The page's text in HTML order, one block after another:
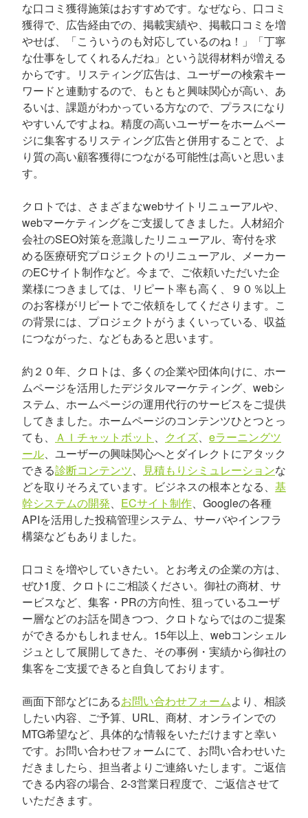
な口コミ獲得施策はおすすめです。なぜなら、口コミ
獲得で、広告経由での、掲載実績や、掲載口コミを増
やせば、「こういうのも対応しているのね！」「丁寧
な仕事をしてくれるんだね」という説得材料が増える
からです。リスティング広告は、ユーザーの検索キー
ワードと連動するので、もともと興味関心が高い、あ
るいは、課題がわかっている方なので、プラスになり
やすいんですよね。精度の高いユーザーをホームペー
ジに集客するリスティング広告と併用することで、よ
り質の高い顧客獲得につながる可能性は高いと思いま
す。
クロトでは、さまざまなwebサイトリニューアルや、
webマーケティングをご支援してきました。人材紹介
会社のSEO対策を意識したリニューアル、寄付を求
める医療研究プロジェクトのリニューアル、メーカー
のECサイト制作など。今まで、ご依頼いただいた企
業様につきましては、リピート率も高く、９０％以上
のお客様がリピートでご依頼をしてくださります。こ
の背景には、プロジェクトがうまくいっている、収益
につながった、などもあると思います。
約２０年、クロトは、多くの企業や団体向けに、ホー
ムページを活用したデジタルマーケティング、webシ
ステム、ホームページの運用代行のサービスをご提供
してきました。ホームページのコンテンツひとつとっ
ても、
ＡＩチャットボット 、 クイズ、 eラーニングツ
ール、ユーザーの興味関心へとダイレクトにアタック
できる診断コンテンツ、 見積もりシミュレーションな
どを取りそろえています。ビジネスの根本となる、 基
幹システムの開発、 ECサイト制作、Googleの各種
APIを活用した投稿管理システム、サーバやインフラ
構築などもありました。
口コミを増やしていきたい。とお考えの企業の方は、
ぜひ1度、クロトにご相談ください。御社の商材、サ
ービスなど、集客・PRの方向性、狙っているユーザ
ー層などのお話を聞きつつ、クロトならではのご提案
ができるかもしれません。15年以上、webコンシェル
ジュとして展開してきた、その事例・実績から御社の
集客をご支援できると自負しております。
画面下部などにあるお問い合わせフォームより、相談
したい内容、ご予算、URL、商材、オンラインでの
MTG希望など、具体的な情報をいただけますと幸い
です。お問い合わせフォームにて、お問い合わせいた
だきましたら、担当者よりご連絡いたします。ご返信
できる内容の場合、2-3営業日程度で、ご返信させて
いただきます。